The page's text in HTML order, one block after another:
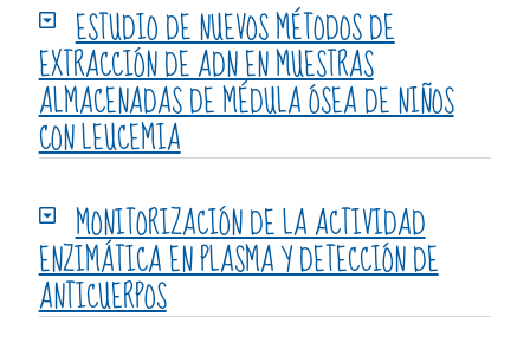
ESTUDIO DE NUEVOS MÉTODOS DE
EXTRACCIÓN DE ADN EN MUESTRAS
ALMACENADAS DE MÉDULA ÓSEA DE NIÑOS
CON LEUCEMIA
MONITORIZACIÓN DE LA ACTIVIDAD
ENZIMÁTICA EN PLASMA Y DETECCIÓN DE
ANTICUERPOS